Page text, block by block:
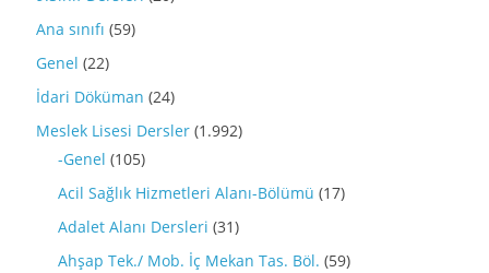
Ana sınıfı (59)
Genel (22)
İdari Döküman (24)
Meslek Lisesi Dersler (1.992)
-Genel (105)
Acil Sağlık Hizmetleri Alanı-Bölümü (17)
Adalet Alanı Dersleri (31)
Ahşap Tek./ Mob. İç Mekan Tas. Böl. (59)